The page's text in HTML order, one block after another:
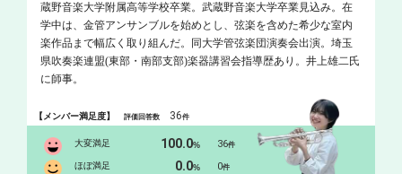
蔵野音楽大学附属高等学校卒業。武蔵野音楽大学卒業見込み。在
学中は、金管アンサンブルを始めとし、弦楽を含めた希少な室内
楽作品まで幅広く取り組んだ。同大学管弦楽団演奏会出演。埼玉
県吹奏楽連盟(東部・南部支部)楽器講習会指導歴あり。井上雄二氏
に師事。
【メンバー満足度】評価回答数 36件
大変満足 100.0% 36件
ほぼ満足 0.0% 0件